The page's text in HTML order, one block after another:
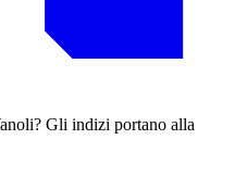
Gli indizi portano alla